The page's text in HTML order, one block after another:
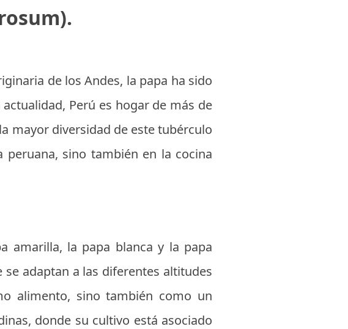
de los Andes, la papa ha sido
Perú es hogar de más de
mayor diversidad de este tubérculo
sino también en la cocina
amarilla, la papa blanca y la papa
adaptan a las diferentes altitudes
alimento, sino también como un
donde su cultivo está asociado